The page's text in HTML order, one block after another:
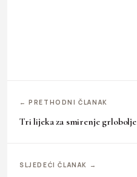
← PRETHODNI ČLANAK
Tri lijeka za smirenje grlobolje
SLJEDEĆI ČLANAK →